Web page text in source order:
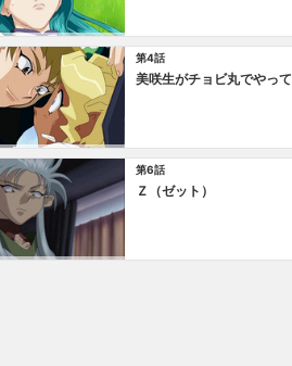
第4話
美咲生がチョビ丸でやって
第6話
Ｚ（ゼット）